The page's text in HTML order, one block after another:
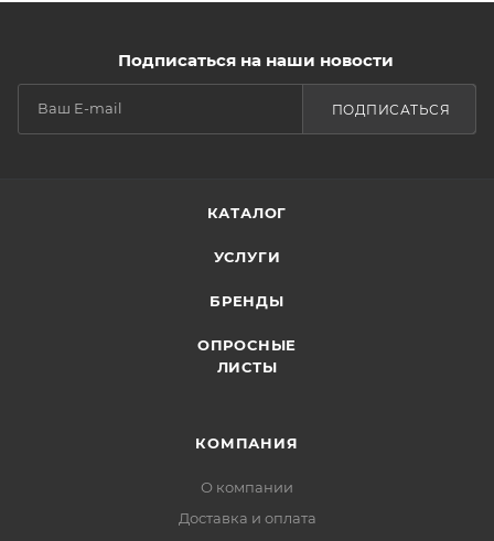
Подписаться на наши новости
ПОДПИСАТЬСЯ
КАТАЛОГ
УСЛУГИ
БРЕНДЫ
ОПРОСНЫЕ
ЛИСТЫ
КОМПАНИЯ
О компании
Доставка и оплата